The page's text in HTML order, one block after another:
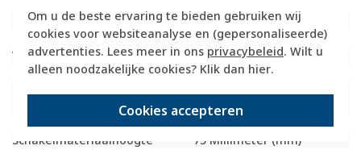
Om u de beste ervaring te bieden gebruiken wij
cookies voor websiteanalyse en (gepersonaliseerde)
advertenties. Lees meer in ons privacybeleid. Wilt u
alleen noodzakelijke cookies? Klik dan hier.
Cookies accepteren
Drukvlakschakelaar
Nee
Slagvastheid
IK08
Wasmachineschakelaar
Nee
Uitvoering oppervlakte
Mat
beschermingsgraad (IP)
Schakelmateriaalbreedte
75 Millimeter (mm)
Schakelmateriaalhoogte
75 Millimeter (mm)